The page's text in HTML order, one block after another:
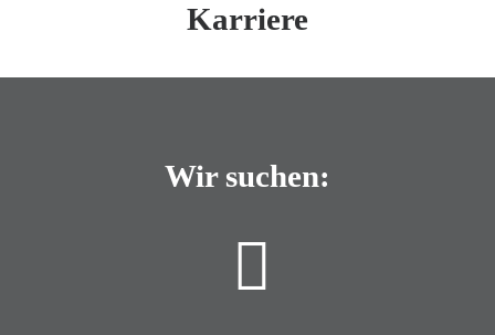
Karriere
Wir suchen: